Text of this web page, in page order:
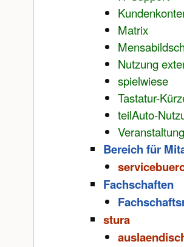
Matrix
Nutzung
spielwiese
Tastatur-
teilAuto-
Bereich für
Fachschaften
stura